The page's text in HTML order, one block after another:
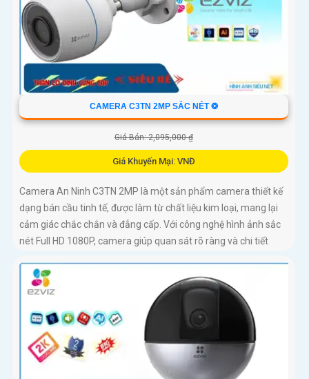
CAMERA C3TN 2MP SẮC NÉT ❂
Giá Bán: 2,095,000 ₫
Giá Khuyến Mại: VNĐ
Camera An Ninh C3TN 2MP là một sản phẩm camera thiết kế
dạng bán cầu tinh tế, được làm từ chất liệu kim loại, mang lại
cảm giác chắc chắn và đẳng cấp. Với công nghệ hình ảnh sắc
nét Full HD 1080P, camera giúp quan sát rõ ràng và chi tiết